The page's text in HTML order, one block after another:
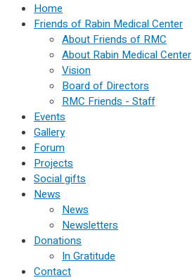
Home
Friends of Rabin Medical Center
About Friends of RMC
About Rabin Medical Center
Vision
Board of Directors
RMC Friends - Staff
Events
Gallery
Forum
Projects
Social gifts
News
News
Newsletters
Donations
In Gratitude
Contact